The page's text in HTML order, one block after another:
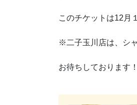
このチケットは12月
※二子玉川店は、シ
お待ちしております！